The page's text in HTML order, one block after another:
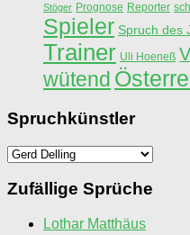
Stöger Prognose Reporter
Spieler Spruch des
Trainer Uli Hoeneß
wütend
Spruchkünstler
Spruchkünstler
Zufällige Sprüche
Lothar Matthäus